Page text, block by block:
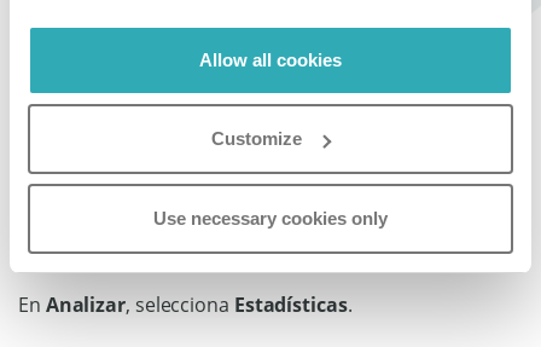
Allow all cookies
Customize
Use necessary cookies only
Cómo descargar los datos de tu
formulario de Leads
Elige el flipbook para el que quieres encontrar los datos
del formulario de Leads potenciales y haz clic en el
iconoConfiguración.
En Analizar, selecciona Estadísticas.